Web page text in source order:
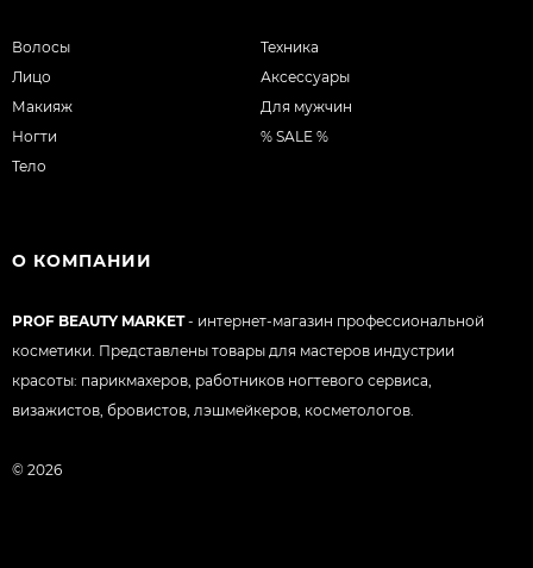
Волосы
Лицо
Макияж
Ногти
Тело
Техника
Аксессуары
Для мужчин
% SALE %
О КОМПАНИИ
PROF BEAUTY MARKET- интернет-магазин профессиональной
косметики. Представлены товары для мастеров индустрии
красоты: парикмахеров, работников ногтевого сервиса,
визажистов, бровистов, лэшмейкеров, косметологов.
© 2026